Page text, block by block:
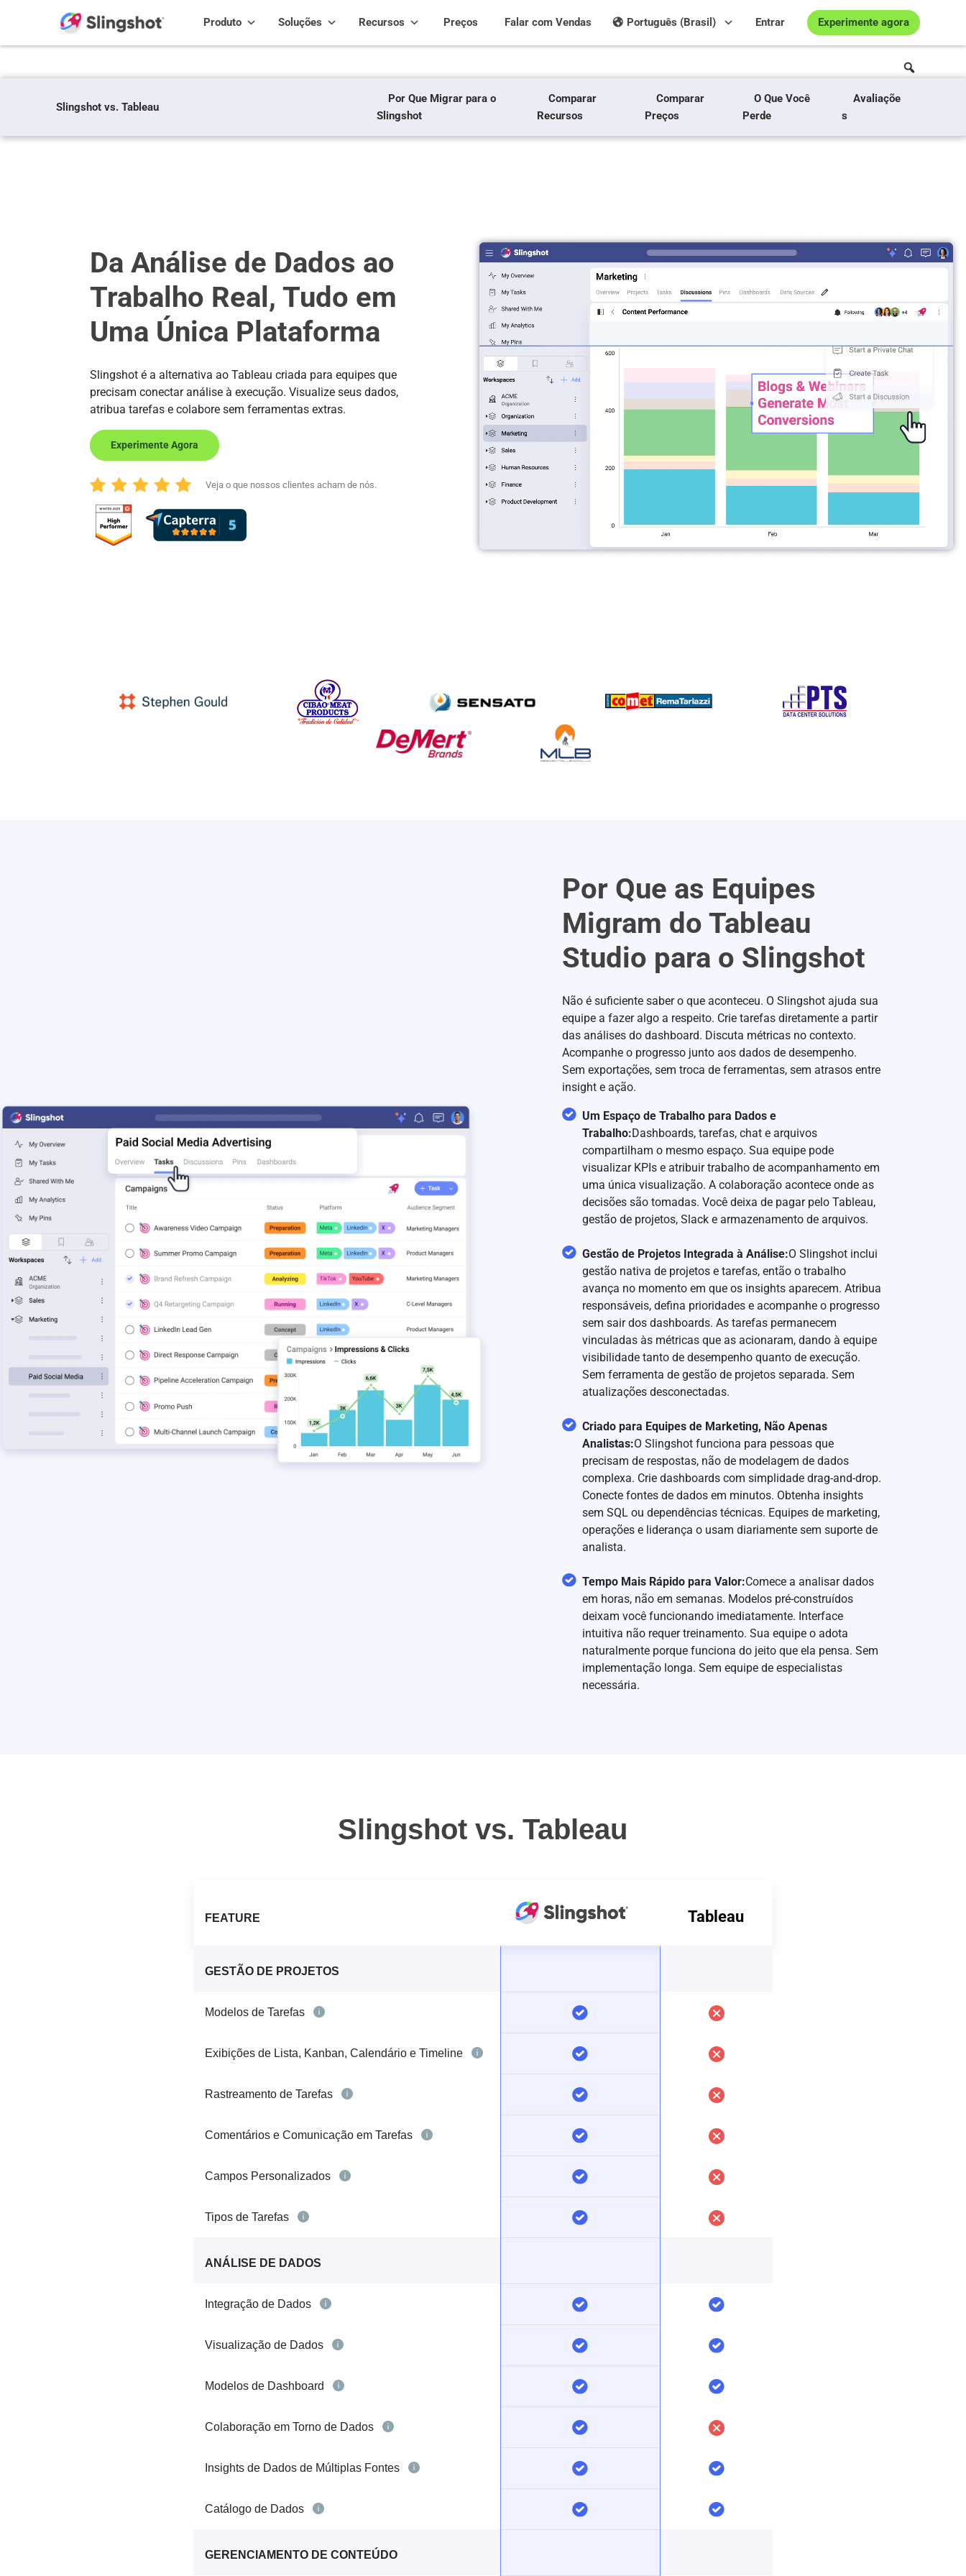
Produto Soluções Recursos Preços Experimente agora
Entrar
Português (Brasil)
Falar com Vendas
Slingshot vs. Tableau
Por Que Migrar para o
Slingshot
Comparar
Recursos
Comparar
Preços
O Que Você
Perde
Avaliaçõe
s
Da Análise de Dados ao
Trabalho Real, Tudo em
Uma Única Plataforma
Slingshot é a alternativa ao Tableau criada para equipes que
precisam conectar análise à execução. Visualize seus dados,
atribua tarefas e colabore sem ferramentas extras.
Experimente Agora
Veja o que nossos clientes acham de nós.
Por Que as Equipes
Migram do Tableau
Studio para o Slingshot
Não é suficiente saber o que aconteceu. O Slingshot ajuda sua
equipe a fazer algo a respeito. Crie tarefas diretamente a partir
das análises do dashboard. Discuta métricas no contexto.
Acompanhe o progresso junto aos dados de desempenho.
Sem exportações, sem troca de ferramentas, sem atrasos entre
insight e ação.
Um Espaço de Trabalho para Dados e
Trabalho:Dashboards, tarefas, chat e arquivos
compartilham o mesmo espaço. Sua equipe pode
visualizar KPIs e atribuir trabalho de acompanhamento em
uma única visualização. A colaboração acontece onde as
decisões são tomadas. Você deixa de pagar pelo Tableau,
gestão de projetos, Slack e armazenamento de arquivos.
Gestão de Projetos Integrada à Análise:O Slingshot inclui
gestão nativa de projetos e tarefas, então o trabalho
avança no momento em que os insights aparecem. Atribua
responsáveis, defina prioridades e acompanhe o progresso
sem sair dos dashboards. As tarefas permanecem
vinculadas às métricas que as acionaram, dando à equipe
visibilidade tanto de desempenho quanto de execução.
Sem ferramenta de gestão de projetos separada. Sem
atualizações desconectadas.
Criado para Equipes de Marketing, Não Apenas
Analistas:O Slingshot funciona para pessoas que
precisam de respostas, não de modelagem de dados
complexa. Crie dashboards com simplidade drag-and-drop.
Conecte fontes de dados em minutos. Obtenha insights
sem SQL ou dependências técnicas. Equipes de marketing,
operações e liderança o usam diariamente sem suporte de
analista.
Tempo Mais Rápido para Valor:Comece a analisar dados
em horas, não em semanas. Modelos pré-construídos
deixam você funcionando imediatamente. Interface
intuitiva não requer treinamento. Sua equipe o adota
naturalmente porque funciona do jeito que ela pensa. Sem
implementação longa. Sem equipe de especialistas
necessária.
Slingshot vs. Tableau
FEATURE Tableau
GESTÃO DE PROJETOS
Modelos de Tarefas
Exibições de Lista, Kanban, Calendário e Timeline
Rastreamento de Tarefas
Comentários e Comunicação em Tarefas
Campos Personalizados
Tipos de Tarefas
ANÁLISE DE DADOS
Integração de Dados
Visualização de Dados
Modelos de Dashboard
Colaboração em Torno de Dados
Insights de Dados de Múltiplas Fontes
Catálogo de Dados
GERENCIAMENTO DE CONTEÚDO